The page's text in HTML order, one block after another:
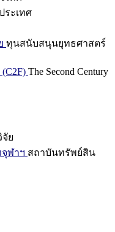
ระเทศ
ทุนสนับสนุนยุทธศาสตร์
(C2F) The Second Century
ย
ฬาฯ สถาบันทรัพย์สิน